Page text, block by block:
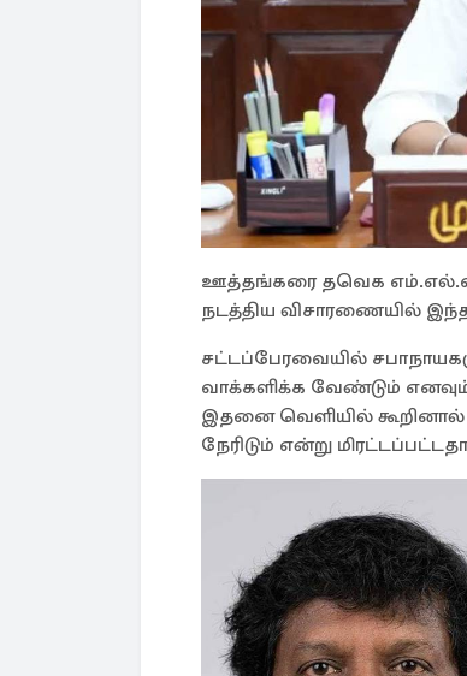
ஊத்தங்கரை தவெக எம்.எல்.ஏ
நடத்திய விசாரணையில்
சட்டப்பேரவையில்
வாக்களிக்க வேண்டும்
இதனை வெளியில் கூறினால்
நேரிடும் என்று